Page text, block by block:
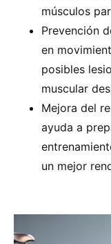
músculos
Prevención
en
posibles
muscular
Mejora del
ayuda a
un mejor